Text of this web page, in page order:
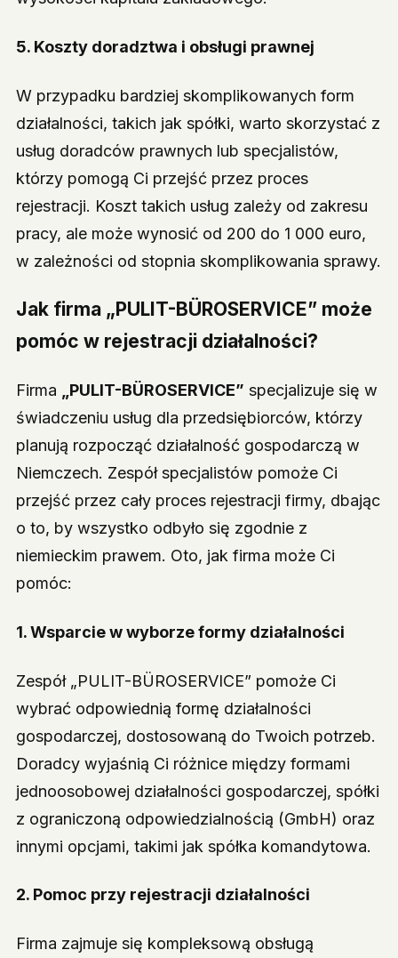
5. Koszty doradztwa i obsługi prawnej
W przypadku bardziej skomplikowanych form
działalności, takich jak spółki, warto skorzystać z
usług doradców prawnych lub specjalistów,
którzy pomogą Ci przejść przez proces
rejestracji. Koszt takich usług zależy od zakresu
pracy, ale może wynosić od 200 do 1 000 euro,
w zależności od stopnia skomplikowania sprawy.
Jak firma „PULIT-BÜROSERVICE” może
pomóc w rejestracji działalności?
Firma „PULIT-BÜROSERVICE” specjalizuje się w
świadczeniu usług dla przedsiębiorców, którzy
planują rozpocząć działalność gospodarczą w
Niemczech. Zespół specjalistów pomoże Ci
przejść przez cały proces rejestracji firmy, dbając
o to, by wszystko odbyło się zgodnie z
niemieckim prawem. Oto, jak firma może Ci
pomóc:
1.Wsparcie w wyborze formy działalności
Zespół „PULIT-BÜROSERVICE” pomoże Ci
wybrać odpowiednią formę działalności
gospodarczej, dostosowaną do Twoich potrzeb.
Doradcy wyjaśnią Ci różnice między formami
jednoosobowej działalności gospodarczej, spółki
z ograniczoną odpowiedzialnością (GmbH) oraz
innymi opcjami, takimi jak spółka komandytowa.
2. Pomoc przy rejestracji działalności
Firma zajmuje się kompleksową obsługą